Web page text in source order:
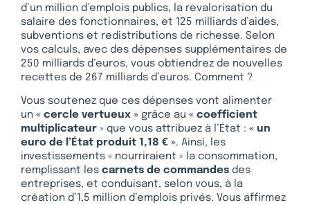
d’un million d’emplois publics, la revalorisation du
salaire des fonctionnaires, et 125 milliards d’aides,
subventions et redistributions de richesse. Selon
vos calculs, avec des dépenses supplémentaires de
250 milliards d’euros, vous obtiendrez de nouvelles
recettes de 267 milliards d’euros. Comment ?
Vous soutenez que ces dépenses vont alimenter
un « cercle vertueux » grâce au « coefficient
multiplicateur » que vous attribuez à l’État : « un
euro de l’État produit 1,18 € ». Ainsi, les
investissements « nourriraient » la consommation,
remplissant les carnets de commandes des
entreprises, et conduisant, selon vous, à la
création d’1,5 million d’emplois privés. Vous affirmez